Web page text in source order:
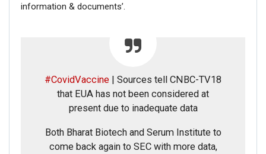
information & documents’.
#CovidVaccine | Sources tell CNBC-TV18
that EUA has not been considered at
present due to inadequate data
Both Bharat Biotech and Serum Institute to
come back again to SEC with more data,